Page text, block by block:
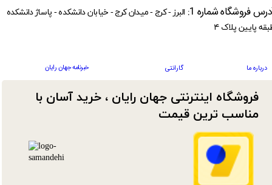
فروشگاه اینترنتی جهان رایان ، خرید آسان با
مناسب ترین قیمت​​​​​​​
درباره ما گارانتی خبرنامه جهان رایان
فروشگاه شماره 1:
البرز - کرج - میدان کرج - خیابان دانشکده - پاساژ دانشکده
پایین پلاک ۴